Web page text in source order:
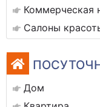
Коммерческая
Салоны
Дом